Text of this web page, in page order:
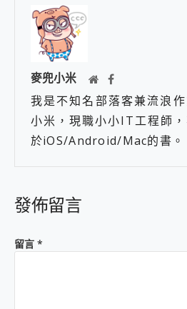
麥兜小米
我是不知名部落客兼流浪
小米，現職小小IT工程師
於iOS/Android/Mac的書。
發佈留言
留言 *